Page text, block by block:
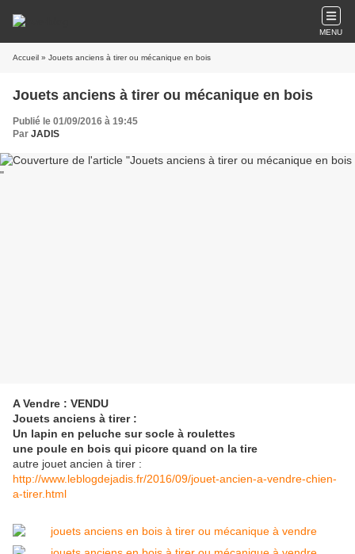
MENU
Accueil » Jouets anciens à tirer ou mécanique en bois
Jouets anciens à tirer ou mécanique en bois
Publié le 01/09/2016 à 19:45
Par JADIS
A Vendre : VENDU
Jouets anciens à tirer :
Un lapin en peluche sur socle à roulettes
une poule en bois qui picore quand on la tire
autre jouet ancien à tirer :
http://www.leblogdejadis.fr/2016/09/jouet-ancien-a-vendre-chien-
a-tirer.html